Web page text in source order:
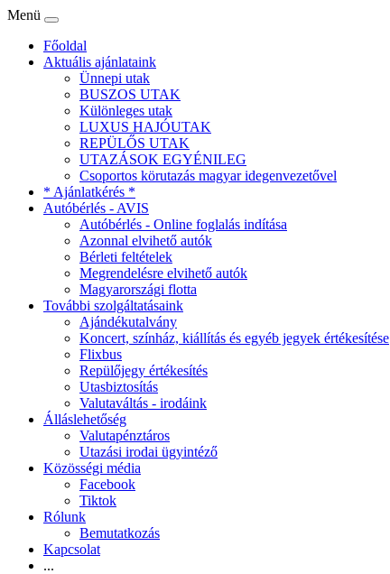
Menü
Főoldal
Aktuális ajánlataink
Ünnepi utak
BUSZOS UTAK
Különleges utak
LUXUS HAJÓUTAK
REPÜLŐS UTAK
UTAZÁSOK EGYÉNILEG
Csoportos körutazás magyar idegenvezetővel
* Ajánlatkérés *
Autóbérlés - AVIS
Autóbérlés - Online foglalás indítása
Azonnal elvihető autók
Bérleti feltételek
Megrendelésre elvihető autók
Magyarországi flotta
További szolgáltatásaink
Ajándékutalvány
Koncert, színház, kiállítás és egyéb jegyek értékesítése
Flixbus
Repülőjegy értékesítés
Utasbiztosítás
Valutaváltás - irodáink
Álláslehetőség
Valutapénztáros
Utazási irodai ügyintéző
Közösségi média
Facebook
Tiktok
Rólunk
Bemutatkozás
Kapcsolat
...